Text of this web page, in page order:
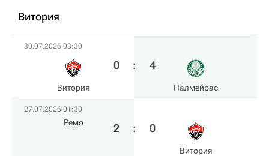
Витория
30.07.2026 03:30
Витория
0 : 4
Палмейрас
27.07.2026 01:30
Ремо 2 : 0
Витория